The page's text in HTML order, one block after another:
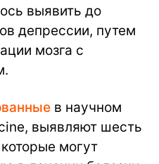
выявить до
депрессии, путем
мозга с
в научном
выявляют шесть
могут